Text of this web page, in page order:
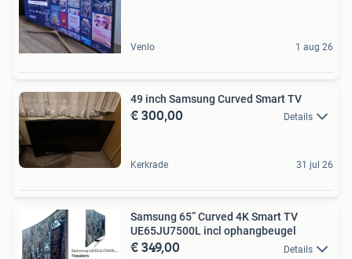
Venlo 1 aug 26
49 inch Samsung Curved Smart TV
€ 300,00 Details
Kerkrade 31 jul 26
Samsung 65” Curved 4K Smart TV
UE65JU7500L incl ophangbeugel
€ 349,00 Details